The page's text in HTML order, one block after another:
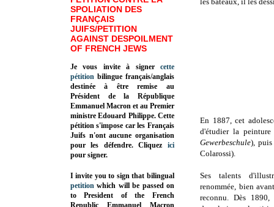
En 1887, cet
d'étudier la
Gewerbeschule),
Colarossi).
Ses talents
renommée, bien
reconnu. Dès 1890,
SPOLIATION DES
FRANÇAIS
JUIFS/PETITION
AGAINST DESPOILMENT
OF FRENCH JEWS
Je vous invite à signer cette
pétition bilingue français/anglais
destinée à être remise au
Président de la République
Emmanuel Macron et au Premier
ministre Edouard Philippe. Cette
pétition s'impose car les Français
Juifs n'ont aucune organisation
pour les défendre. Cliquez
ici
pour signer.
I invite you to sign that bilingual
petition which will be passed on
to President of the French
Republic Emmanuel Macron